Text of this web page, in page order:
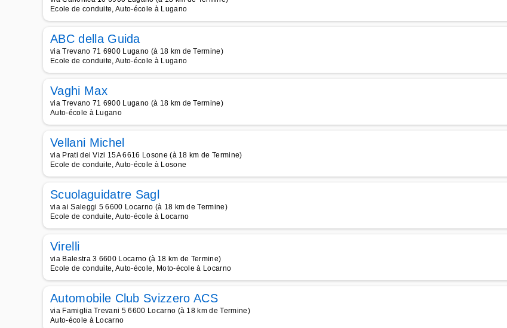
Ecole de conduite, Auto-école à Lugano
ABC della Guida
via Trevano 71 6900 Lugano (à 18 km de Termine)
Ecole de conduite, Auto-école à Lugano
Vaghi Max
via Trevano 71 6900 Lugano (à 18 km de Termine)
Auto-école à Lugano
Vellani Michel
via Prati dei Vizi 15A 6616 Losone (à 18 km de Termine)
Ecole de conduite, Auto-école à Losone
Scuolaguidatre Sagl
via ai Saleggi 5 6600 Locarno (à 18 km de Termine)
Ecole de conduite, Auto-école à Locarno
Virelli
via Balestra 3 6600 Locarno (à 18 km de Termine)
Ecole de conduite, Auto-école, Moto-école à Locarno
Automobile Club Svizzero ACS
via Famiglia Trevani 5 6600 Locarno (à 18 km de Termine)
Auto-école à Locarno